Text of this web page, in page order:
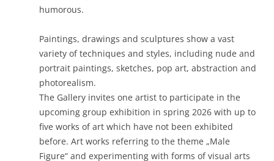
humorous.
Paintings, drawings and sculptures show a vast
variety of techniques and styles, including nude and
portrait paintings, sketches, pop art, abstraction and
photorealism.
The Gallery invites one artist to participate in the
upcoming group exhibition in spring 2026 with up to
five works of art which have not been exhibited
before. Art works referring to the theme „Male
Figure“ and experimenting with forms of visual arts